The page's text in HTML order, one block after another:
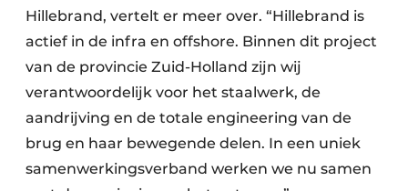
Hillebrand, vertelt er meer over. “Hillebrand is
actief in de infra en offshore. Binnen dit project
van de provincie Zuid-Holland zijn wij
verantwoordelijk voor het staalwerk, de
aandrijving en de totale engineering van de
brug en haar bewegende delen. In een uniek
samenwerkingsverband werken we nu samen